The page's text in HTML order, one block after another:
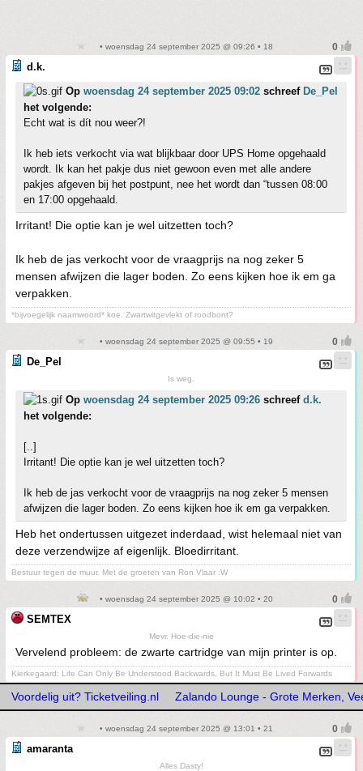
• woensdag 24 september 2025 @ 09:26 • 18
d.k.
Op woensdag 24 september 2025 09:02 schreef De_Pel
het volgende:
Echt wat is dít nou weer?!
Ik heb iets verkocht via wat blijkbaar door UPS Home opgehaald
wordt. Ik kan het pakje dus niet gewoon even met alle andere
pakjes afgeven bij het postpunt, nee het wordt dan “tussen 08:00
en 17:00 opgehaald.
Irritant! Die optie kan je wel uitzetten toch?
Ik heb de jas verkocht voor de vraagprijs na nog zeker 5
mensen afwijzen die lager boden. Zo eens kijken hoe ik em ga
verpakken.
*bijvoegelijk naamwoord* koe. Zwartwitgevlekt of roodbont?
• woensdag 24 september 2025 @ 09:55 • 19
De_Pel
Is weg.
Op woensdag 24 september 2025 09:26 schreef d.k.
het volgende:
[..]
Irritant! Die optie kan je wel uitzetten toch?
Ik heb de jas verkocht voor de vraagprijs na nog zeker 5 mensen
afwijzen die lager boden. Zo eens kijken hoe ik em ga verpakken.
Heb het ondertussen uitgezet inderdaad, wist helemaal niet van
deze verzendwijze af eigenlijk. Bloedirritant.
Bestuur tegen de muur. Met de groeten van Ron Vlaar :W
• woensdag 24 september 2025 @ 10:02 • 20
SEMTEX
Mevr. Hoe-die-nie
Vervelend probleem: de zwarte cartridge van mijn printer is op.
Kierkegaard: Life Can Only Be Understood Backwards, But It Must Be Lived Forwards
Voordelig uit? Ticketveiling.nl Zalando Lounge - Grote Merken,
• woensdag 24 september 2025 @ 13:01 • 21
amaranta
Alles Dasty!